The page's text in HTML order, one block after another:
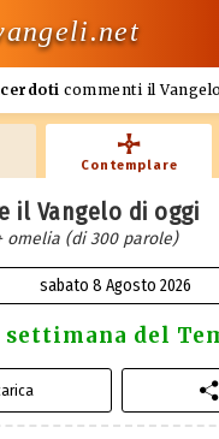
commenti il
Contemplare
il Vangelo di oggi
omelia (di 300 parole)
sabato 8 Agosto 2026
del